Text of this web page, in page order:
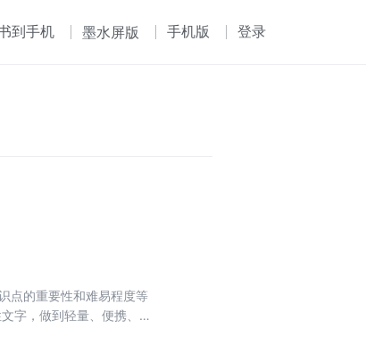
到手机 墨水屏版 手机版 登录
点的重要性和难易程度等
字，做到轻量、便携、易